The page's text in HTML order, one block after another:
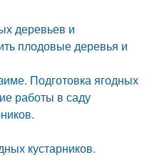
деревьев и
плодовые деревья и
Подготовка ягодных
работы в саду
кустарников.